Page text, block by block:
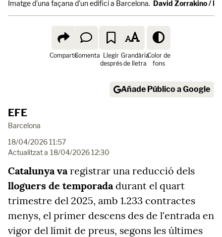
Imatge d'una façana d'un edifici a Barcelona. David Zorrakino /
ComparteComenta Llegir
després
Grandària
de lletra
Color de
fons
Añade Público a Google
EFE
Barcelona
18/04/2026 11:57
Actualitzat a 18/04/2026 12:30
Catalunya varegistrar una reducció dels
lloguers de temporadadurant el quart
trimestre del 2025, amb 1.233 contractes
menys, el primer descens des de l'entrada en
vigor del límit de preus, segons les últimes